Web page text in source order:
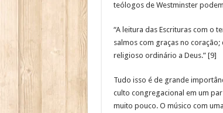
teólogos de Westminster
“A leitura das Escrituras com o
salmos com graças no
religioso ordinário a Deus.” [9]
Tudo isso é de grande
culto congregacional em um
muito pouco. O músico com